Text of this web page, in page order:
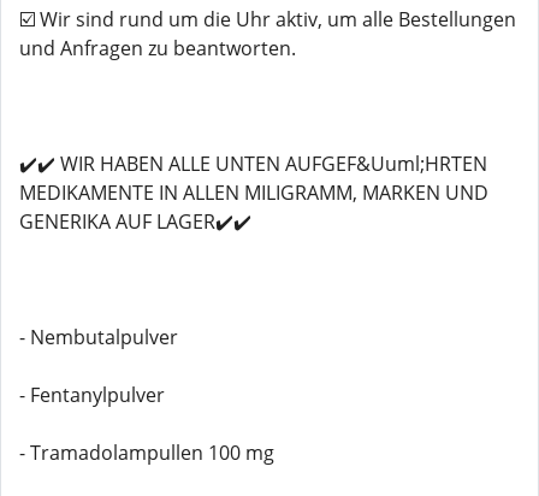
☑️ Wir sind rund um die Uhr aktiv, um alle Bestellungen
und Anfragen zu beantworten.
✔️✔️ WIR HABEN ALLE UNTEN AUFGEF&Uuml;HRTEN
MEDIKAMENTE IN ALLEN MILIGRAMM, MARKEN UND
GENERIKA AUF LAGER✔️✔️
- Nembutalpulver
- Fentanylpulver
- Tramadolampullen 100 mg